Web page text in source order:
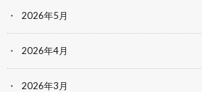
2026年5月
2026年4月
2026年3月